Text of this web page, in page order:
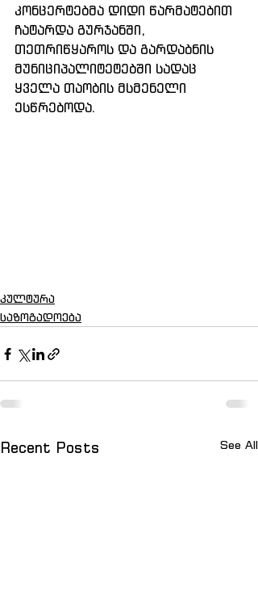
კონცერტებმა დიდი წარმატებით
ჩატარდა გურჯანში,
თეთრიწყაროს და გარდაბნის
მუნიციპალიტეტებში სადაც
ყველა თაობის მსმენელი
ესწრებოდა.
კულტურა
საზოგადოება
Recent Posts See All